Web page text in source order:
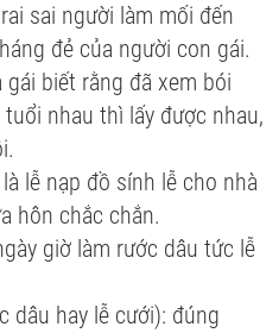
sai người làm mối đến
đẻ của người con gái.
biết rằng đã xem bói
nhau thì lấy được nhau,
lễ nạp đồ sính lễ cho nhà
hôn chắc chắn.
giờ làm rước dâu tức lễ
dâu hay lễ cưới): đúng